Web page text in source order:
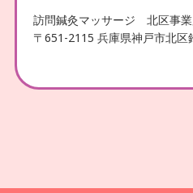
訪問鍼灸マッサージ 北区事
〒651-2115 兵庫県神戸市北